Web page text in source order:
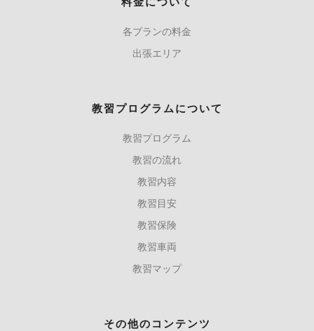
各プランの料金
出張エリア
教習プログラムについて
教習プログラム
教習の流れ
教習内容
教習目安
教習保険
教習車両
教習マップ
その他のコンテンツ